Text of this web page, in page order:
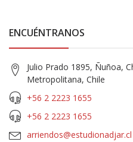
ENCUÉNTRANOS
Julio Prado 1895, Ñuñoa,
Metropolitana, Chile
+56 2 2223 1655
+56 2 2223 1655
arriendos@estudionadjar.cl